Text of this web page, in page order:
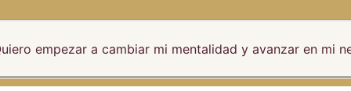
empezar a cambiar mi mentalidad y avanzar en mi